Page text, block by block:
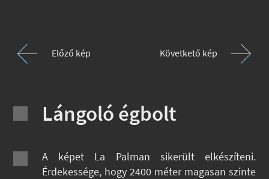
Előző kép Követkető kép
Lángoló égbolt
A képet La Palman sikerült elkészíteni.
Érdekessége, hogy 2400 méter magasan szinte